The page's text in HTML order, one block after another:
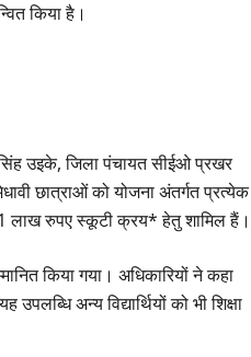
किया है।
उइके, जिला पंचायत सीईओ प्रखर
छात्राओं को योजना अंतर्गत प्रत्येक
लाख रुपए स्कूटी क्रय* हेतु शामिल हैं।
किया गया। अधिकारियों ने कहा
अन्य विद्यार्थियों को भी शिक्षा